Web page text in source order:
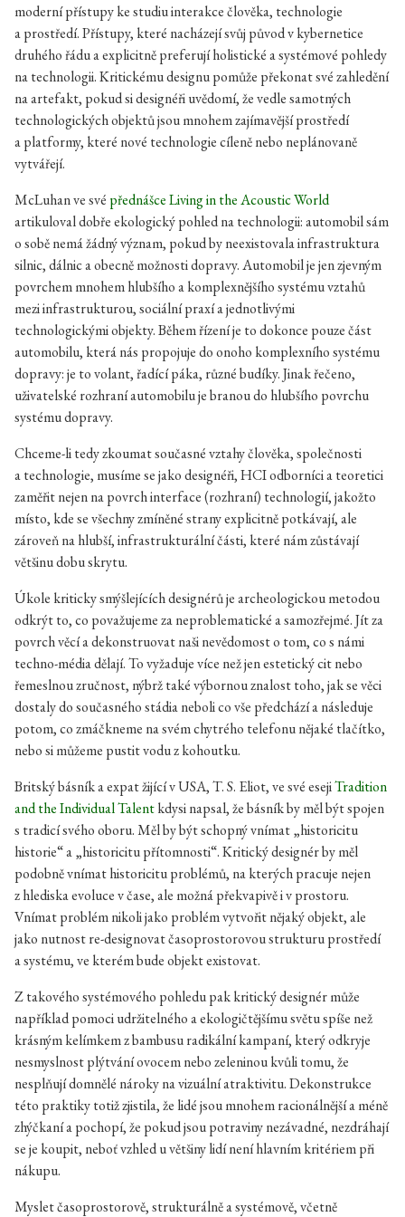
moderní přístupy ke studiu interakce člověka, technologie
a prostředí. Přístupy, které nacházejí svůj původ v kybernetice
druhého řádu a explicitně preferují holistické a systémové pohledy
na technologii. Kritickému designu pomůže překonat své zahledění
na artefakt, pokud si designéři uvědomí, že vedle samotných
technologických objektů jsou mnohem zajímavější prostředí
a platformy, které nové technologie cíleně nebo neplánovaně
vytvářejí.
McLuhan ve své přednášceLiving in the Acoustic World
artikuloval dobře ekologický pohled na technologii: automobil sám
o sobě nemá žádný význam, pokud by neexistovala infrastruktura
silnic, dálnic a obecně možnosti dopravy. Automobil je jen zjevným
povrchem mnohem hlubšího a komplexnějšího systému vztahů
mezi infrastrukturou, sociální praxí a jednotlivými
technologickými objekty. Během řízení je to dokonce pouze část
automobilu, která nás propojuje do onoho komplexního systému
dopravy: je to volant, řadící páka, různé budíky. Jinak řečeno,
uživatelské rozhraní automobilu je branou do hlubšího povrchu
systému dopravy.
Chceme-li tedy zkoumat současné vztahy člověka, společnosti
a technologie, musíme se jako designéři, HCI odborníci a teoretici
zaměřit nejen na povrch interface (rozhraní) technologií, jakožto
místo, kde se všechny zmíněné strany explicitně potkávají, ale
zároveň na hlubší, infrastrukturální části, které nám zůstávají
většinu dobu skrytu.
Úkole kriticky smýšlejících designérů je archeologickou metodou
odkrýt to, co považujeme za neproblematické a samozřejmé. Jít za
povrch věcí a dekonstruovat naši nevědomost o tom, co s námi
techno-média dělají. To vyžaduje více než jen estetický cit nebo
řemeslnou zručnost, nýbrž také výbornou znalost toho, jak se věci
dostaly do současného stádia neboli co vše předchází a následuje
potom, co zmáčkneme na svém chytrého telefonu nějaké tlačítko,
nebo si můžeme pustit vodu z kohoutku.
Britský básník a expat žijící v USA, T. S. Eliot, ve své esejiTradition
and the Individual Talentkdysi napsal, že básník by měl být spojen
s tradicí svého oboru. Měl by být schopný vnímat „historicitu
historie“ a „historicitu přítomnosti“. Kritický designér by měl
podobně vnímat historicitu problémů, na kterých pracuje nejen
z hlediska evoluce v čase, ale možná překvapivě i v prostoru.
Vnímat problém nikoli jako problém vytvořit nějaký objekt, ale
jako nutnost re-designovat časoprostorovou strukturu prostředí
a systému, ve kterém bude objekt existovat.
Z takového systémového pohledu pak kritický designér může
například pomoci udržitelného a ekologičtějšímu světu spíše než
krásným kelímkem z bambusu radikální kampaní, který odkryje
nesmyslnost plýtvání ovocem nebo zeleninou kvůli tomu, že
nesplňují domnělé nároky na vizuální atraktivitu. Dekonstrukce
této praktiky totiž zjistila, že lidé jsou mnohem racionálnější a méně
zhýčkaní a pochopí, že pokud jsou potraviny nezávadné, nezdráhají
se je koupit, neboť vzhled u většiny lidí není hlavním kritériem při
nákupu.
Myslet časoprostorově, strukturálně a systémově, včetně